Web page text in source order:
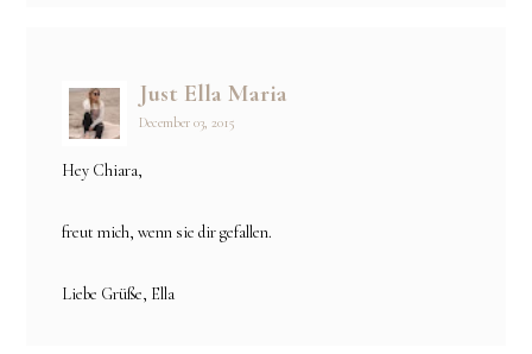
Just Ella Maria
December 03, 2015
Hey Chiara,
freut mich, wenn sie dir gefallen.
Liebe Grüße, Ella